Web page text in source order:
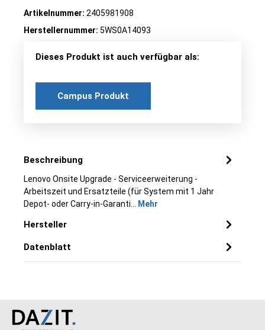
Artikelnummer: 2405981908
Herstellernummer: 5WS0A14093
Dieses Produkt ist auch verfügbar als:
Campus Produkt
Beschreibung
Lenovo Onsite Upgrade - Serviceerweiterung -
Arbeitszeit und Ersatzteile (für System mit 1 Jahr
Depot- oder Carry-in-Garanti… Mehr
Hersteller
Datenblatt